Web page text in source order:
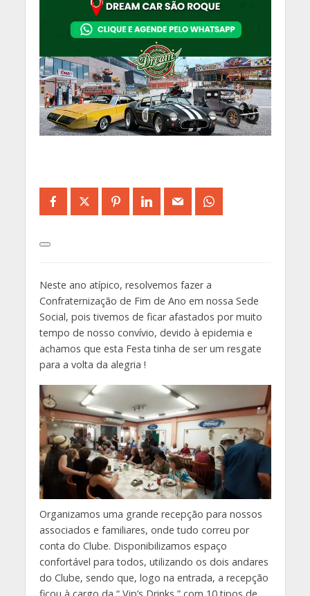
Neste ano atípico, resolvemos fazer a
Confraternização de Fim de Ano em nossa Sede
Social, pois tivemos de ficar afastados por muito
tempo de nosso convívio, devido à epidemia e
achamos que esta Festa tinha de ser um resgate
para a volta da alegria !
Organizamos uma grande recepção para nossos
associados e familiares, onde tudo correu por
conta do Clube. Disponibilizamos espaço
confortável para todos, utilizando os dois andares
do Clube, sendo que, logo na entrada, a recepção